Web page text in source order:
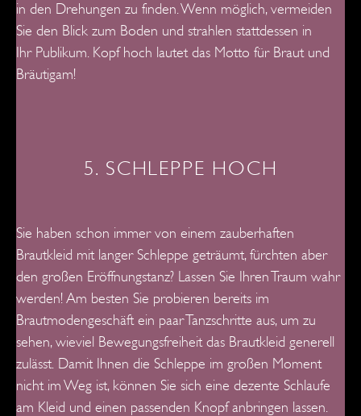
in den Drehungen zu finden. Wenn möglich, vermeiden
Sie den Blick zum Boden und strahlen stattdessen in
Ihr Publikum. Kopf hoch lautet das Motto für Braut und
Bräutigam!
5. SCHLEPPE HOCH
Sie haben schon immer von einem zauberhaften
Brautkleid mit langer Schleppe geträumt, fürchten aber
den großen Eröffnungstanz? Lassen Sie Ihren Traum wahr
werden! Am besten Sie probieren bereits im
Braut­modengeschäft ein paar Tanzschritte aus, um zu
sehen, wieviel Bewegungsfreiheit das Brautkleid generell
zulässt. Damit Ihnen die Schleppe im großen Moment
nicht im Weg ist, können Sie sich eine dezente Schlaufe
am Kleid und einen passenden Knopf anbringen lassen.